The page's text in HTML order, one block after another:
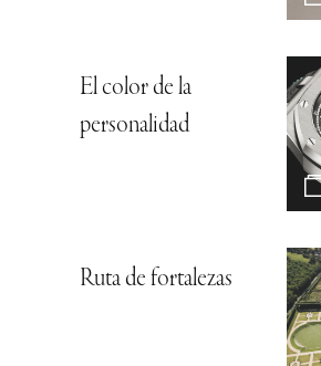
El color de la
personalidad
Ruta de fortalezas